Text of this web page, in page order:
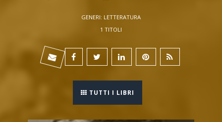
GENERI: LETTERATURA
1 TITOLI
TUTTI I LIBRI